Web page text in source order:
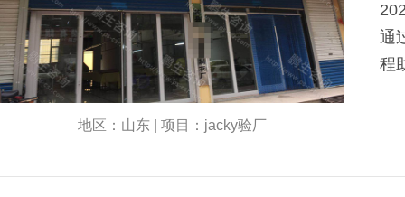
通
程
地区：山东 | 项目：jacky验厂